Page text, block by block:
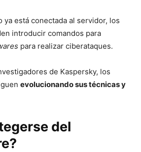
ya está conectada al servidor, los
introducir comandos para
para realizar ciberataques.
de Kaspersky, los
evolucionando sus técnicas y
del